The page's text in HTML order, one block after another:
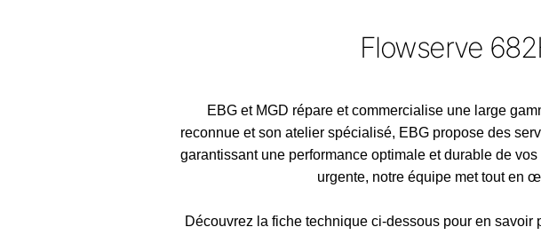
Flowserve
EBG et MGD répare et commercialise une large
reconnue et son atelier spécialisé, EBG propose des
garantissant une performance optimale et durable de
urgente, notre équipe met tout en
Découvrez la fiche technique ci-dessous pour en